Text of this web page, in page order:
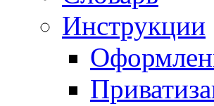
Инструкции